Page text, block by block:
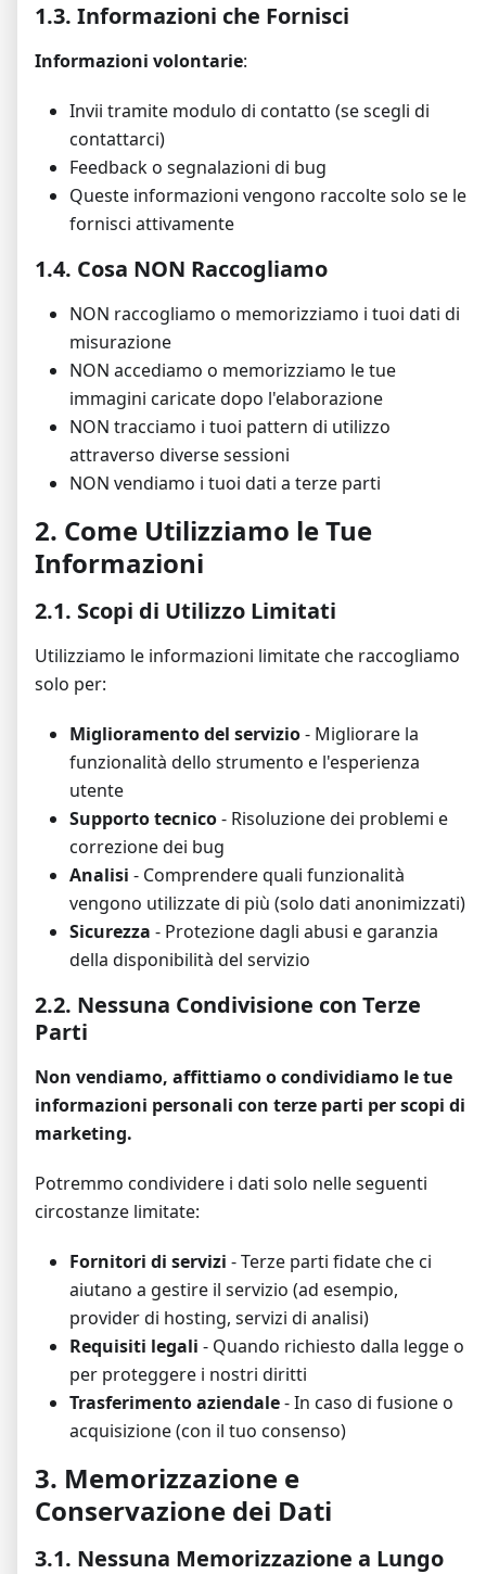
1.3. Informazioni che Fornisci
Informazioni volontarie:
Invii tramite modulo di contatto (se scegli di
contattarci)
Feedback o segnalazioni di bug
Queste informazioni vengono raccolte solo se le
fornisci attivamente
1.4. Cosa NON Raccogliamo
NON raccogliamo o memorizziamo i tuoi dati di
misurazione
NON accediamo o memorizziamo le tue
immagini caricate dopo l'elaborazione
NON tracciamo i tuoi pattern di utilizzo
attraverso diverse sessioni
NON vendiamo i tuoi dati a terze parti
2. Come Utilizziamo le Tue
Informazioni
2.1. Scopi di Utilizzo Limitati
Utilizziamo le informazioni limitate che raccogliamo
solo per:
Miglioramento del servizio- Migliorare la
funzionalità dello strumento e l'esperienza
utente
Supporto tecnico- Risoluzione dei problemi e
correzione dei bug
Analisi - Comprendere quali funzionalità
vengono utilizzate di più (solo dati anonimizzati)
Sicurezza - Protezione dagli abusi e garanzia
della disponibilità del servizio
2.2. Nessuna Condivisione con Terze
Parti
Non vendiamo, affittiamo o condividiamo le tue
informazioni personali con terze parti per scopi di
marketing.
Potremmo condividere i dati solo nelle seguenti
circostanze limitate:
Fornitori di servizi - Terze parti fidate che ci
aiutano a gestire il servizio (ad esempio,
provider di hosting, servizi di analisi)
Requisiti legali - Quando richiesto dalla legge o
per proteggere i nostri diritti
Trasferimento aziendale- In caso di fusione o
acquisizione (con il tuo consenso)
3. Memorizzazione e
Conservazione dei Dati
3.1. Nessuna Memorizzazione a Lungo